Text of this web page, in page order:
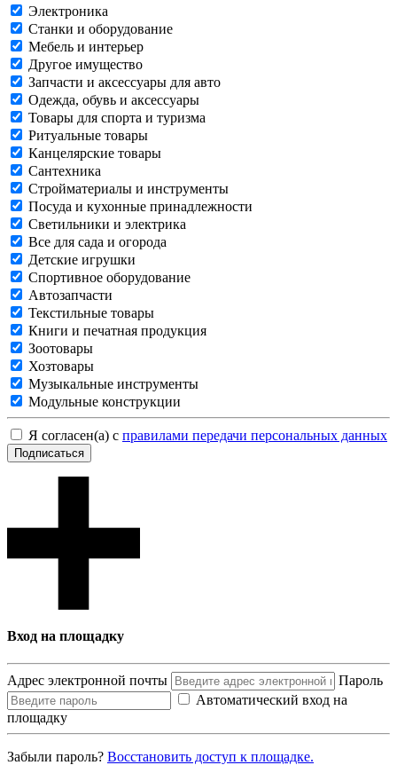
Электроника
Станки и оборудование
Мебель и интерьер
Другое имущество
Запчасти и аксессуары для авто
Одежда, обувь и аксессуары
Товары для спорта и туризма
Ритуальные товары
Канцелярские товары
Сантехника
Стройматериалы и инструменты
Посуда и кухонные принадлежности
Светильники и электрика
Все для сада и огорода
Детские игрушки
Спортивное оборудование
Автозапчасти
Текстильные товары
Книги и печатная продукция
Зоотовары
Хозтовары
Музыкальные инструменты
Модульные конструкции
Я согласен(а) с правилами передачи персональных данных
Подписаться
Вход на площадку
Адрес электронной почты
Пароль
Автоматический вход на
площадку
Забыли пароль? Восcтановить доступ к площадке.